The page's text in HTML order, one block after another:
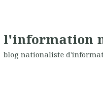
l'information
blog nationaliste